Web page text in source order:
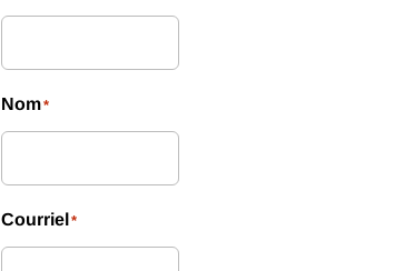
Nom*
Courriel *